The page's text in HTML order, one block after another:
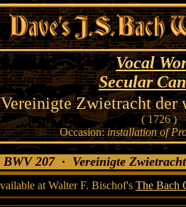
Vocal
Secular
Vereinigte Zwietracht der
( 1726 )
Occasion:installation of
207 · Vereinigte
at Walter F. Bischof's The Bach